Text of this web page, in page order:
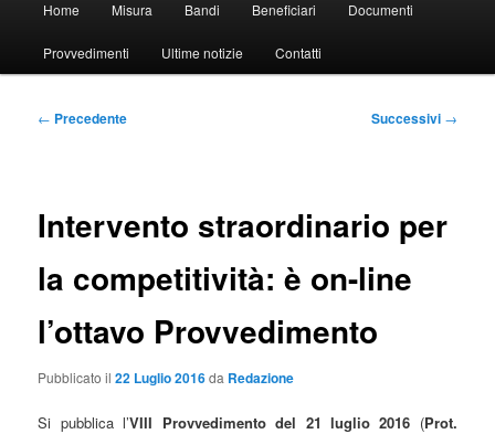
principale
Home Misura Bandi Beneficiari Documenti
Provvedimenti Ultime notizie Contatti
Navigazione
← Precedente Successivi →
Intervento straordinario per
la competitività: è on-line
l’ottavo Provvedimento
Pubblicato il22 Luglio 2016da Redazione
Si pubblica l’VIII Provvedimento del 21 luglio 2016 (Prot.